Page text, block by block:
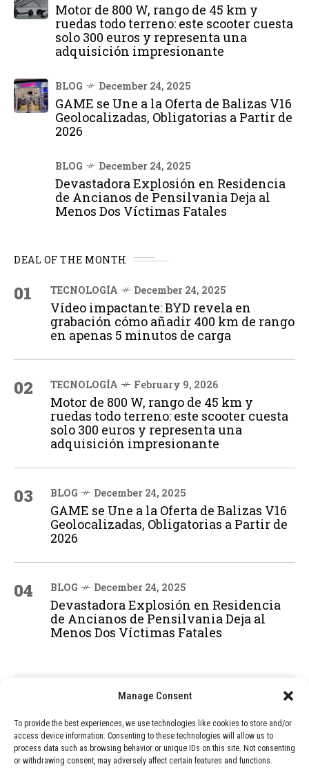
Manage Consent
To provide the best experiences, we use technologies like cookies to store and/or
access device information. Consenting to these technologies will allow us to
process data such as browsing behavior or unique IDs on this site. Not consenting
or withdrawing consent, may adversely affect certain features and functions.
Motor de 800 W, rango de 45 km y
ruedas todo terreno: este scooter cuesta
solo 300 euros y representa una
adquisición impresionante
BLOG December 24, 2025
GAME se Une a la Oferta de Balizas V16
Geolocalizadas, Obligatorias a Partir de
2026
BLOG December 24, 2025
Devastadora Explosión en Residencia
de Ancianos de Pensilvania Deja al
Menos Dos Víctimas Fatales
DEAL OF THE MONTH
01 TECNOLOGÍA December 24, 2025
Vídeo impactante: BYD revela en
grabación cómo añadir 400 km de rango
en apenas 5 minutos de carga
02 TECNOLOGÍA February 9, 2026
Motor de 800 W, rango de 45 km y
ruedas todo terreno: este scooter cuesta
solo 300 euros y representa una
adquisición impresionante
03 BLOG December 24, 2025
GAME se Une a la Oferta de Balizas V16
Geolocalizadas, Obligatorias a Partir de
2026
04 BLOG December 24, 2025
Devastadora Explosión en Residencia
de Ancianos de Pensilvania Deja al
Menos Dos Víctimas Fatales